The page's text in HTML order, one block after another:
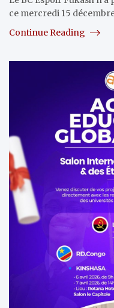
ce mercredi 15
Continue Reading